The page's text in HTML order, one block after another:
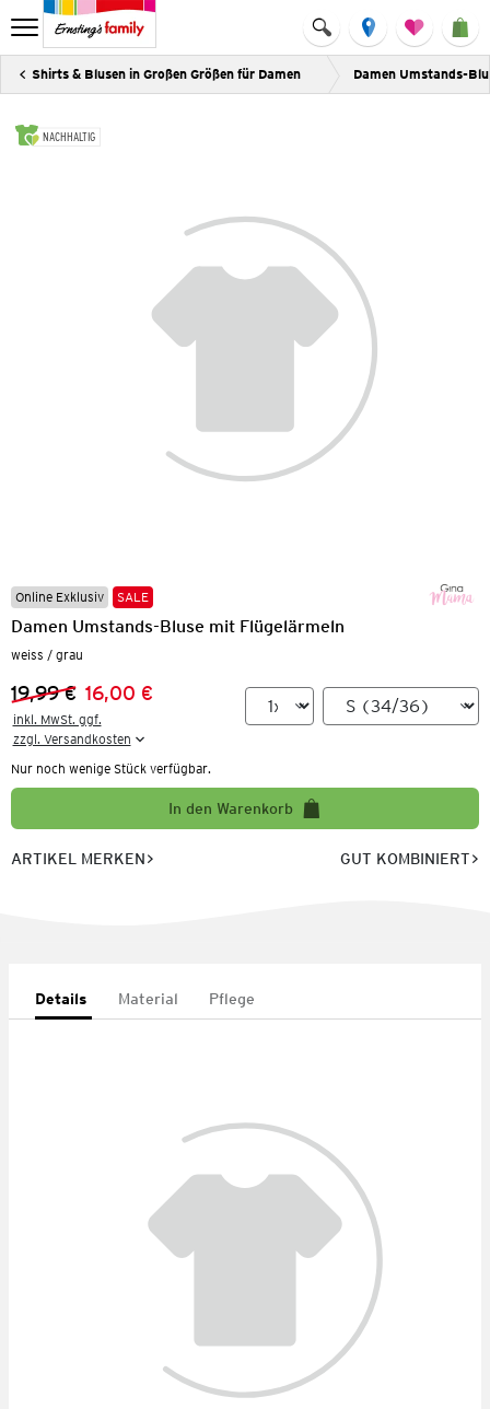
Shirts & Blusen in Großen Größen für Damen Damen Umstands-
NACHHALTIG
Online Exklusiv SALE
Damen Umstands-Bluse mit Flügelärmeln
weiss / grau
Vorheriger Preis:
19,99 €
Neuer Preis:
16,00 €
inkl. MwSt. ggf.
zzgl. Versandkosten
Nur noch wenige Stück verfügbar.
In den Warenkorb
ARTIKEL MERKEN GUT KOMBINIERT
Details Material Pflege